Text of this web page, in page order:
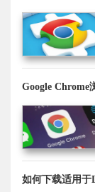
Google Chrome
如何下载适用于